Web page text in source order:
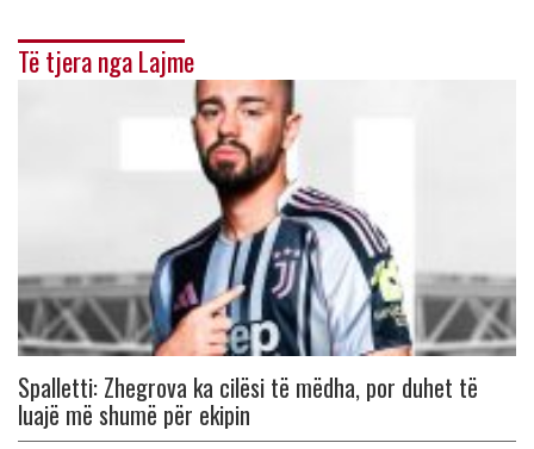
Të tjera nga Lajme
Spalletti: Zhegrova ka cilësi të mëdha, por duhet të
luajë më shumë për ekipin